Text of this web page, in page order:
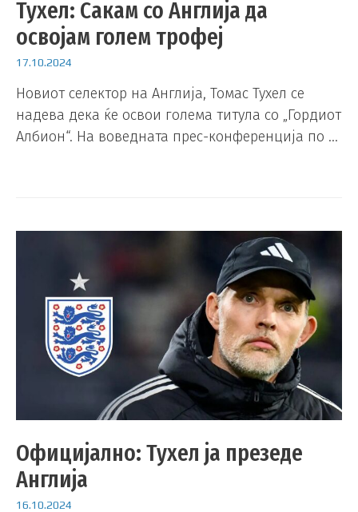
Тухел: Сакам со Англија да
освојам голем трофеј
17.10.2024
Новиот селектор на Англија, Томас Тухел се
надева дека ќе освои голема титула со „Гордиот
Албион“. На воведната прес-конференција по …
Официјално: Тухел ја презеде
Англија
16.10.2024